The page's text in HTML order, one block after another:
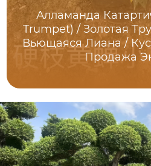
Алламанда
Trumpet) / Золотая
Вьющаяся Лиана /
Продажа